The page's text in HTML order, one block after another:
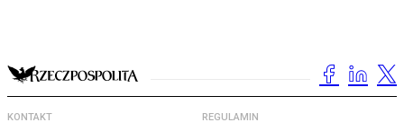
KONTAKT REGULAMIN